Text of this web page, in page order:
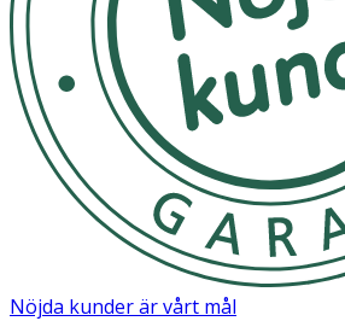
Nöjda kunder är vårt mål